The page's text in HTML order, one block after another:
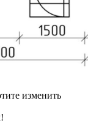
изменить